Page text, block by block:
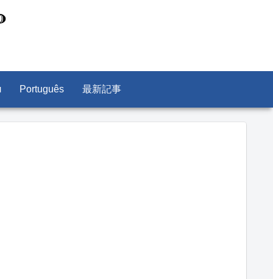
Português 最新記事